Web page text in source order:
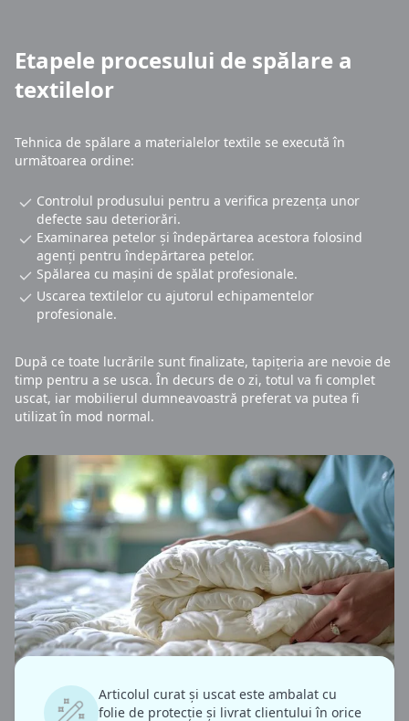
Etapele procesului de spălare a
textilelor
Tehnica de spălare a materialelor textile se execută în
următoarea ordine:
Controlul produsului pentru a verifica prezența unor
defecte sau deteriorări.
Examinarea petelor și îndepărtarea acestora folosind
agenți pentru îndepărtarea petelor.
Spălarea cu mașini de spălat profesionale.
Uscarea textilelor cu ajutorul echipamentelor
profesionale.
După ce toate lucrările sunt finalizate, tapițeria are nevoie de
timp pentru a se usca. În decurs de o zi, totul va fi complet
uscat, iar mobilierul dumneavoastră preferat va putea fi
utilizat în mod normal.
Articolul curat și uscat este ambalat cu
folie de protecție și livrat clientului în orice